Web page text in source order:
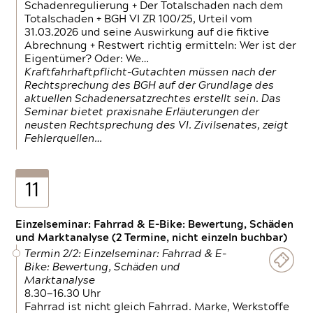
Schadenregulierung + Der Totalschaden nach dem
Totalschaden + BGH VI ZR 100/25, Urteil vom
31.03.2026 und seine Auswirkung auf die fiktive
Abrechnung + Restwert richtig ermitteln: Wer ist der
Eigentümer? Oder: We…
Kraftfahrhaftpflicht-Gutachten müssen nach der
Rechtsprechung des BGH auf der Grundlage des
aktuellen Schadenersatzrechtes erstellt sein. Das
Seminar bietet praxisnahe Erläuterungen der
neusten Rechtsprechung des VI. Zivilsenates, zeigt
Fehlerquellen…
11
Einzelseminar: Fahrrad & E-Bike: Bewertung, Schäden
und Marktanalyse (2 Termine, nicht einzeln buchbar)
Termin 2/2: Einzelseminar: Fahrrad & E-
Bike: Bewertung, Schäden und
Marktanalyse
8.30—16.30 Uhr
Fahrrad ist nicht gleich Fahrrad. Marke, Werkstoffe